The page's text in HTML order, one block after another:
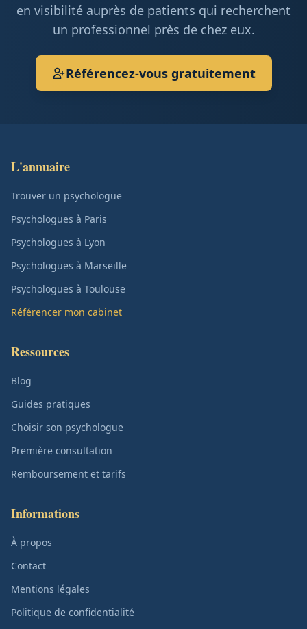
en visibilité auprès de patients qui recherchent
un professionnel près de chez eux.
Référencez-vous gratuitement
L'annuaire
Trouver un psychologue
Psychologues à Paris
Psychologues à Lyon
Psychologues à Marseille
Psychologues à Toulouse
Référencer mon cabinet
Ressources
Blog
Guides pratiques
Choisir son psychologue
Première consultation
Remboursement et tarifs
Informations
À propos
Contact
Mentions légales
Politique de confidentialité